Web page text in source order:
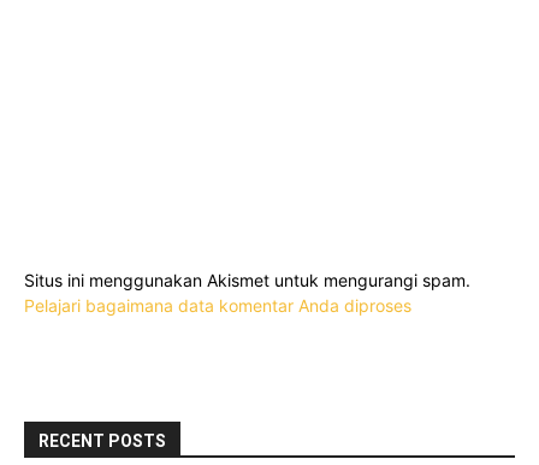
Situs ini menggunakan Akismet untuk mengurangi spam.
Pelajari bagaimana data komentar Anda diproses
RECENT POSTS